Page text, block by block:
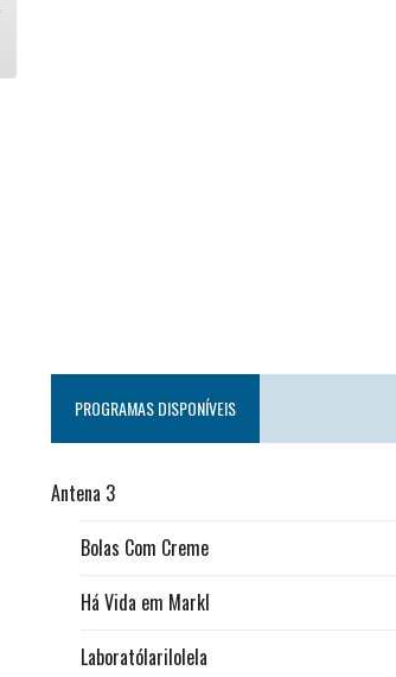
PROGRAMAS DISPONÍVEIS
Antena 3
Bolas Com Creme
Há Vida em Markl
Laboratólarilolela